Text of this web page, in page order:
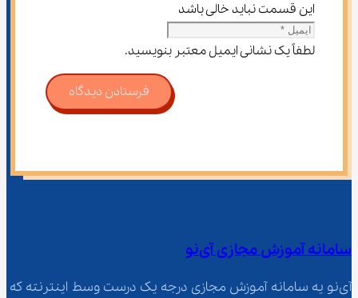
این قسمت نباید خالی باشد
لطفاً یک نشانی ایمیل معتبر بنویسید.
فرستادن دیدگاه
سامانه آموزش مجازی آی‌نو
آی‌نو یه سامانه آموزش مجازی درجه یک درست وسط اینترنته که